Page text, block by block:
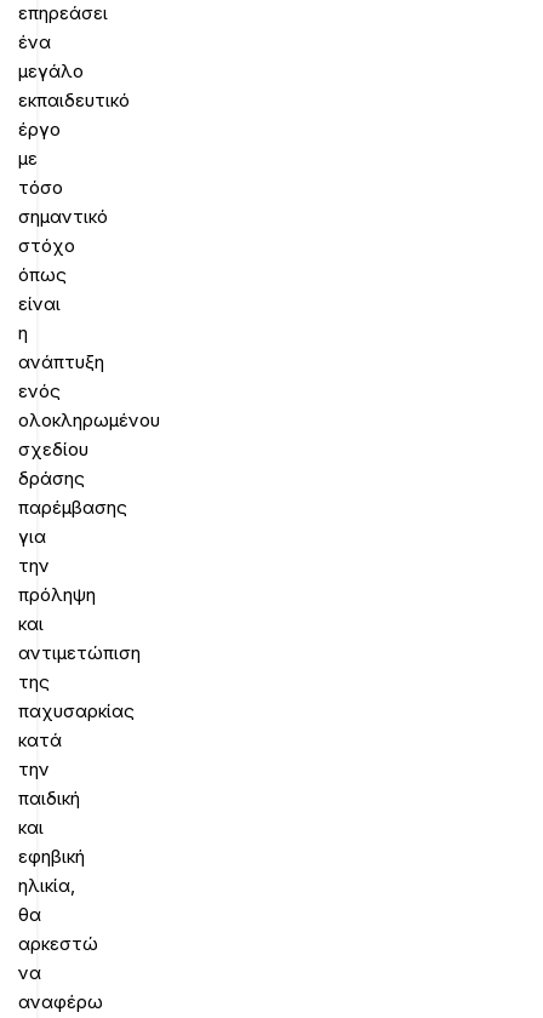
επηρεάσει
ένα
μεγάλο
εκπαιδευτικό
έργο
με
τόσο
σημαντικό
στόχο
όπως
είναι
η
ανάπτυξη
ενός
ολοκληρωμένου
σχεδίου
δράσης
παρέμβασης
για
την
πρόληψη
και
αντιμετώπιση
της
παχυσαρκίας
κατά
την
παιδική
και
εφηβική
ηλικία,
θα
αρκεστώ
να
αναφέρω